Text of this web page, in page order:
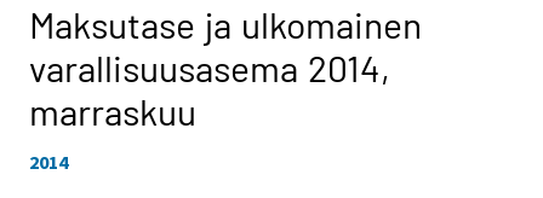
Maksutase ja ulkomainen
varallisuusasema 2014,
marraskuu
2014